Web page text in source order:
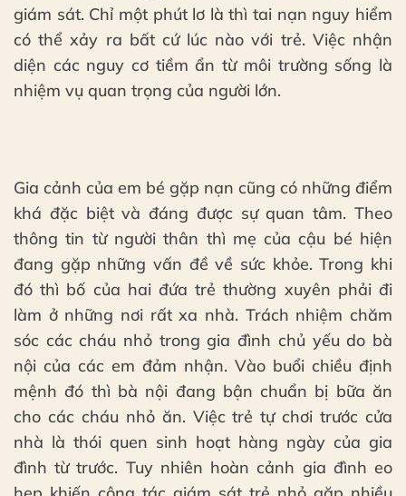
giám sát. Chỉ một phút lơ là thì tai nạn nguy hiểm
có thể xảy ra bất cứ lúc nào với trẻ. Việc nhận
diện các nguy cơ tiềm ẩn từ môi trường sống là
nhiệm vụ quan trọng của người lớn.
Gia cảnh của em bé gặp nạn cũng có những điểm
khá đặc biệt và đáng được sự quan tâm. Theo
thông tin từ người thân thì mẹ của cậu bé hiện
đang gặp những vấn đề về sức khỏe. Trong khi
đó thì bố của hai đứa trẻ thường xuyên phải đi
làm ở những nơi rất xa nhà. Trách nhiệm chăm
sóc các cháu nhỏ trong gia đình chủ yếu do bà
nội của các em đảm nhận. Vào buổi chiều định
mệnh đó thì bà nội đang bận chuẩn bị bữa ăn
cho các cháu nhỏ ăn. Việc trẻ tự chơi trước cửa
nhà là thói quen sinh hoạt hàng ngày của gia
đình từ trước. Tuy nhiên hoàn cảnh gia đình eo